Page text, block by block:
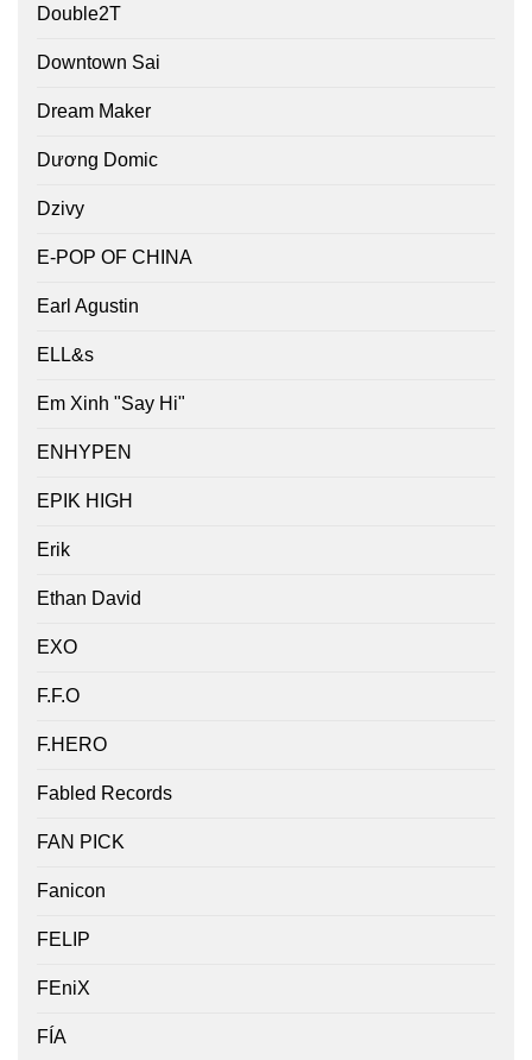
Double2T
Downtown Sai
Dream Maker
Dương Domic
Dzivy
E-POP OF CHINA
Earl Agustin
ELL&s
Em Xinh "Say Hi"
ENHYPEN
EPIK HIGH
Erik
Ethan David
EXO
F.F.O
F.HERO
Fabled Records
FAN PICK
Fanicon
FELIP
FEniX
FÍA